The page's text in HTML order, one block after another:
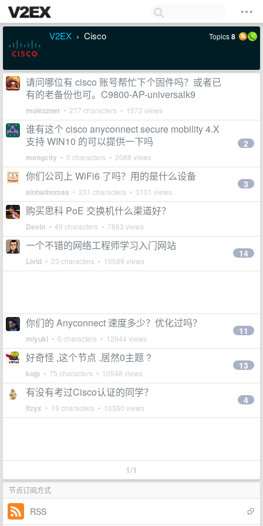
V2EX › Cisco Topics8
请问哪位有 cisco 账号帮忙下个固件吗？或者已
有的老备份也可。C9800-AP-universalk9
molezznet • 277 characters • 1572 views
谁有这个 cisco anyconnect secure mobility 4.X
支持 WIN10 的可以提供一下吗
mengcity • 0 characters • 2088 views
2
你们公司上 WiFi6 了吗？用的是什么设备
alohathomas • 231 characters • 3101 views
3
购买思科 PoE 交换机什么渠道好？
Devin • 49 characters • 7863 views
一个不错的网络工程师学习入门网站
Livid • 23 characters • 15589 views
14
你们的 Anyconnect 速度多少？优化过吗？
miyuki • 0 characters • 12944 views
11
好奇怪 ,这个节点 .居然0主题 ?
kojp • 75 characters • 10548 views
13
有没有考过Cisco认证的同学？
lfzyx • 19 characters • 10360 views
4
1/1
节点订阅方式
RSS